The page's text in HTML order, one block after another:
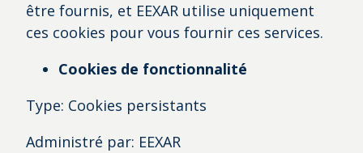
être fournis, et EEXAR utilise uniquement
ces cookies pour vous fournir ces services.
Cookies de fonctionnalité
Type: Cookies persistants
Administré par: EEXAR